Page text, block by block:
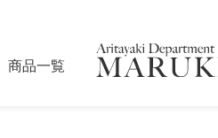
商品一覧